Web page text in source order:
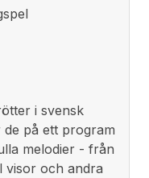
i svensk
de på ett program
melodier - från
visor och andra